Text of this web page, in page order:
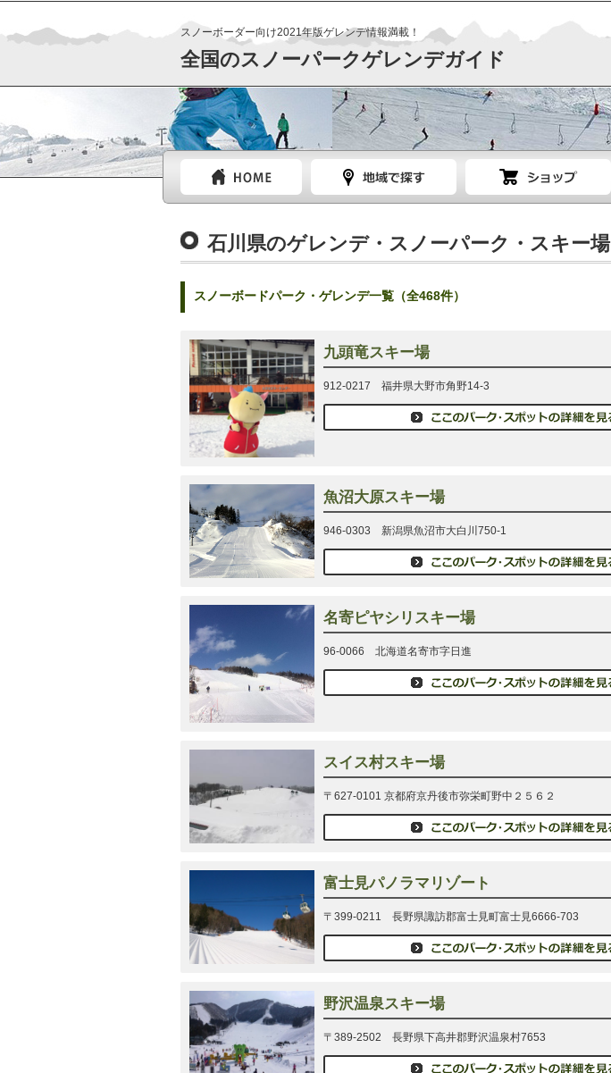
スノーボーダー向け2021年版ゲレンデ情報満載！
全国のスノーパークゲレンデガイド
石川県のゲレンデ・スノーパーク・スキー場
スノーボードパーク・ゲレンデ一覧（全468件）
九頭竜スキー場
912-0217 福井県大野市角野14-3
魚沼大原スキー場
946-0303 新潟県魚沼市大白川750-1
名寄ピヤシリスキー場
96-0066 北海道名寄市字日進
スイス村スキー場
〒627-0101 京都府京丹後市弥栄町野中２５６２
富士見パノラマリゾート
〒399-0211 長野県諏訪郡富士見町富士見6666-703
野沢温泉スキー場
〒389-2502 長野県下高井郡野沢温泉村7653